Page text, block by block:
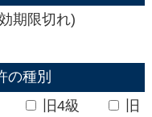
期限切れ)
の種別
旧4級
旧